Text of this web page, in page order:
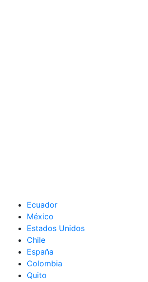
Ecuador
México
Estados Unidos
Chile
España
Colombia
Quito